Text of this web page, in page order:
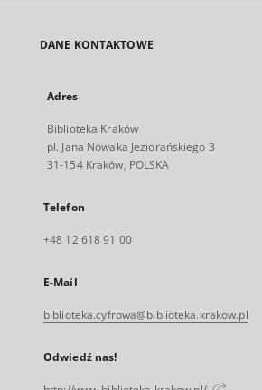
DANE KONTAKTOWE
Adres
Biblioteka Kraków
pl. Jana Nowaka Jeziorańskiego 3
31-154 Kraków, POLSKA
Telefon
+48 12 618 91 00
E-Mail
biblioteka.cyfrowa@biblioteka.krakow.pl
Odwiedź nas!